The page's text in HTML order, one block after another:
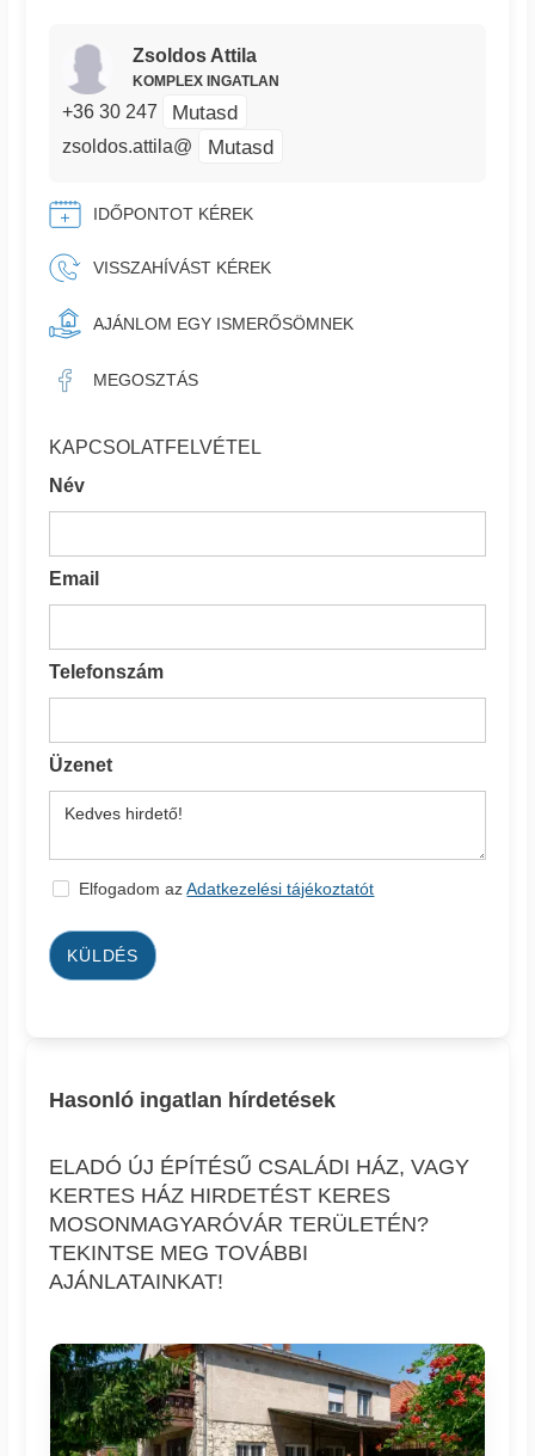
Zsoldos Attila
KOMPLEX INGATLAN
+36 30 247 Mutasd
zsoldos.attila@ Mutasd
IDŐPONTOT KÉREK
VISSZAHÍVÁST KÉREK
AJÁNLOM EGY ISMERŐSÖMNEK
MEGOSZTÁS
KAPCSOLATFELVÉTEL
Név
Email
Telefonszám
Üzenet
Elfogadom azAdatkezelési tájékoztatót
KÜLDÉS
Hasonló ingatlan hírdetések
ELADÓ ÚJ ÉPÍTÉSŰ CSALÁDI HÁZ, VAGY
KERTES HÁZ HIRDETÉST KERES
MOSONMAGYARÓVÁR TERÜLETÉN?
TEKINTSE MEG TOVÁBBI
AJÁNLATAINKAT!